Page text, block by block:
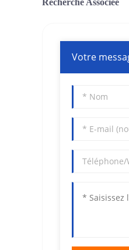
Votre